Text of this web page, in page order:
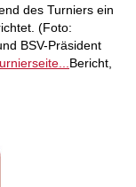
des Turniers ein
(Foto:
BSV-Präsident
Bericht,